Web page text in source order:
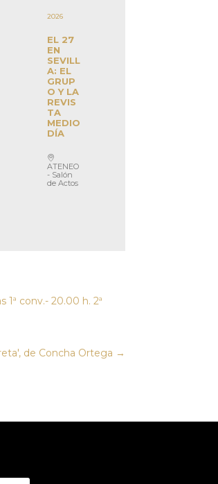
2026
EL 27
EN
SEVILL
A: EL
GRUP
O Y LA
REVIS
TA
MEDIO
DÍA
ATENEO
- Salón
de Actos
conv.- 20.00 h. 2ª
de Concha Ortega →